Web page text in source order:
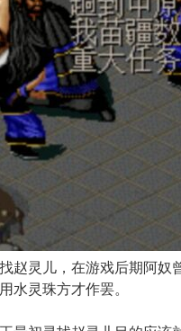
赵灵儿，在游戏后期阿奴
水灵珠方才作罢。